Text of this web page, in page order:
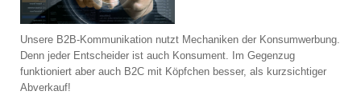
Unsere B2B-Kommunikation nutzt Mechaniken der Konsumwerbung.
Denn jeder Entscheider ist auch Konsument. Im Gegenzug
funktioniert aber auch B2C mit Köpfchen besser, als kurzsichtiger
Abverkauf!